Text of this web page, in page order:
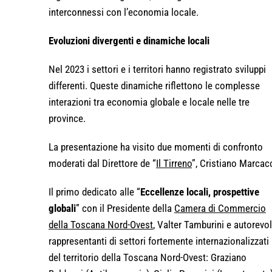
interconnessi con l’economia locale.
Evoluzioni divergenti e dinamiche locali
Nel 2023 i settori e i territori hanno registrato sviluppi
differenti. Queste dinamiche riflettono le complesse
interazioni tra economia globale e locale nelle tre
province.
La presentazione ha visito due momenti di confronto
moderati dal Direttore de “Il Tirreno”, Cristiano
Il primo dedicato alle “Eccellenze locali, prospettive
globali” con il Presidente della Camera di Commercio
della Toscana Nord-Ovest, Valter Tamburini e
rappresentanti di settori fortemente internazionalizzati
del territorio della Toscana Nord-Ovest: Graziano